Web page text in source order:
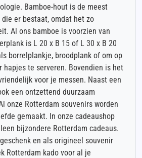
Bamboe-hout is de meest
er bestaat, omdat het zo
Al ons bamboe is voorzien van
is L 20 x B 15 of L 30 x B 20
borrelplankje, broodplank of om op
hapjes te serveren. Bovendien is het
voor je messen. Naast een
een ontzettend duurzaam
onze Rotterdam souvenirs worden
gemaakt. In onze cadeaushop
bijzondere Rotterdam cadeaus.
en als origineel souvenir
Rotterdam kado voor al je